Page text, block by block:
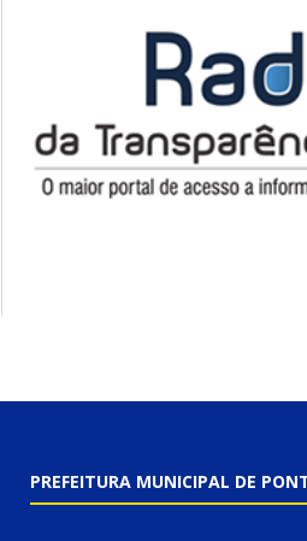
PREFEITURA MUNICIPAL DE